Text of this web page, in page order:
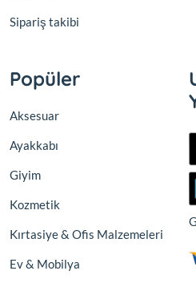
Sipariş takibi
Popüler
Aksesuar
Ayakkabı
Giyim
Kozmetik
Kırtasiye & Ofis Malzemeleri
Ev & Mobilya